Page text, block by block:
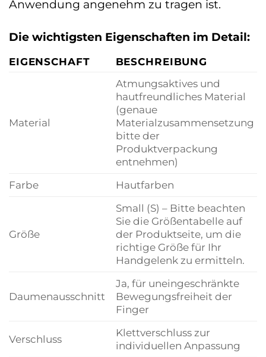
Anwendung angenehm zu tragen ist.
Die wichtigsten Eigenschaften im Detail:
EIGENSCHAFT BESCHREIBUNG
Material
Atmungsaktives und
hautfreundliches Material
(genaue
Materialzusammensetzung
bitte der
Produktverpackung
entnehmen)
Farbe
Hautfarben
Größe
Small (S) – Bitte beachten
Sie die Größentabelle auf
der Produktseite, um die
richtige Größe für Ihr
Handgelenk zu ermitteln.
Daumenausschnitt
Ja, für uneingeschränkte
Bewegungsfreiheit der
Finger
Verschluss
Klettverschluss zur
individuellen Anpassung